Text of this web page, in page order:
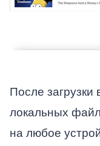
После загрузки
локальных
на любое